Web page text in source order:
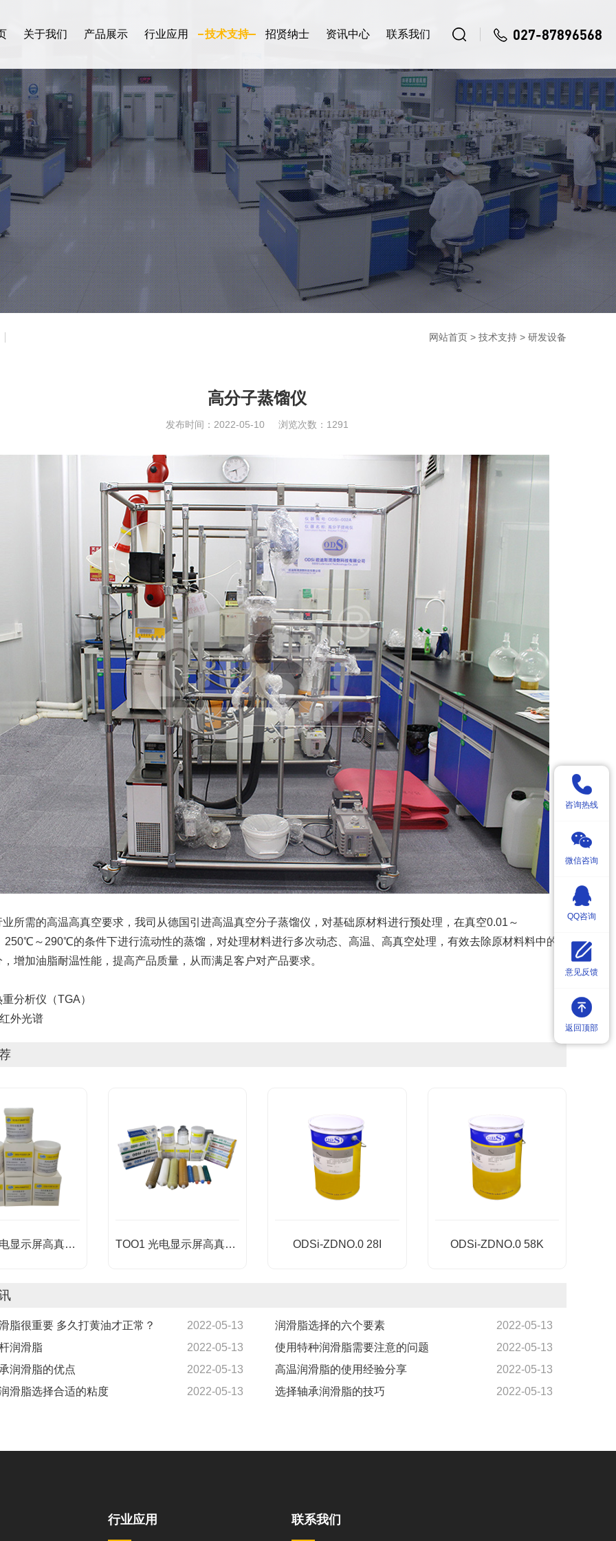
027-87896568
关于我们 产品展示 行业应用 技术支持 招贤纳士 资讯中心 联系我们
网站首页 > 技术支持 > 研发设备
高分子蒸馏仪
发布时间：2022-05-10 浏览次数：1291
所需的高温高真空要求，我司从德国引进高温真空分子蒸馏仪，对基础原材料进行预处理，在真空0.01～
250℃～290℃的条件下进行流动性的蒸馏，对处理材料进行多次动态、高温、高真空处理，有效去除原材料料中的
增加油脂耐温性能，提高产品质量，从而满足客户对产品要求。
重分析仪（TGA）
外光谱
屏高真空润滑剂 TOO1 光电显示屏高真空润滑剂 ODSi-ZDNO.0 28I ODSi-ZDNO.0 58K
脂很重要 多久打黄油才正常？ 2022-05-13 润滑脂选择的六个要素
2022-05-13
润滑脂
2022-05-13 使用特种润滑脂需要注意的问题
2022-05-13
润滑脂的优点
2022-05-13 高温润滑脂的使用经验分享
2022-05-13
滑脂选择合适的粘度
2022-05-13 选择轴承润滑脂的技巧 2022-05-13
行业应用 联系我们
咨询热线
微信咨询
QQ咨询
意见反馈
返回顶部